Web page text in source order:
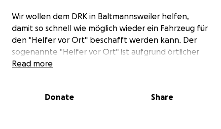
Wir wollen dem DRK in Baltmannsweiler helfen,
damit so schnell wie möglich wieder ein Fahrzeug für
den "Helfer vor Ort" beschafft werden kann. Der
sogenannte "Helfer vor Ort" ist aufgrund örtlicher
Nähe schneller bei einem Notfallpatient
Das gespendete Geld wird vollumfänglich dem DRK
Read more
Donate Share